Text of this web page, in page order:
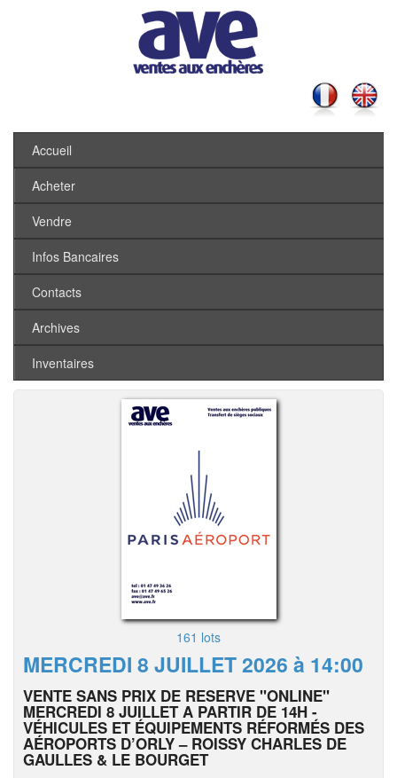
Accueil
Acheter
Vendre
Infos Bancaires
Contacts
Archives
Inventaires
161 lots
MERCREDI 8 JUILLET 2026 à 14:00
VENTE SANS PRIX DE RESERVE "ONLINE"
MERCREDI 8 JUILLET A PARTIR DE 14H -
VÉHICULES ET ÉQUIPEMENTS RÉFORMÉS DES
AÉROPORTS D’ORLY – ROISSY CHARLES DE
GAULLES & LE BOURGET